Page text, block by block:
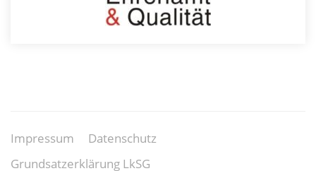
Impressum
Datenschutz
Grundsatzerklärung LkSG